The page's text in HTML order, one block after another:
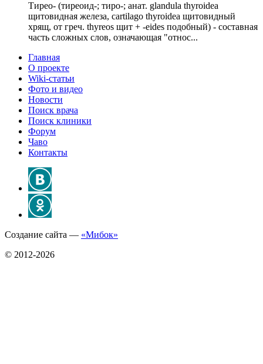
Тирео- (тиреоид-; тиро-; анат. glandula thyroidea
щитовидная железа, cartilago thyroidea щитовидный
хрящ, от греч. thyreos щит + -eides подобный) - составная
часть сложных слов, означающая "относ...
Главная
О проекте
Wiki-статьи
Фото и видео
Новости
Поиск врача
Поиск клиники
Форум
Чаво
Контакты
Создание сайта — «Мибок»
© 2012-2026